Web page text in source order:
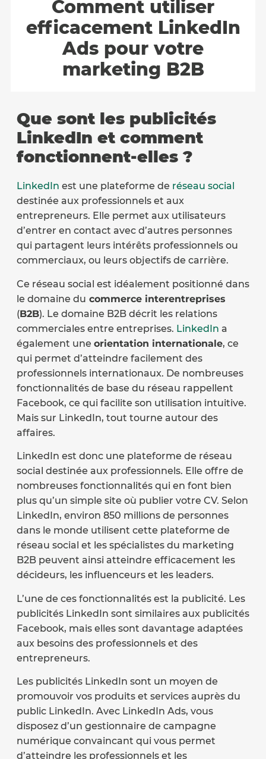
Comment utiliser
efficacement LinkedIn
Ads pour votre
marketing B2B
Que sont les publicités
LinkedIn et comment
fonctionnent-elles ?
LinkedIn est une plateforme de réseau social
destinée aux professionnels et aux
entrepreneurs. Elle permet aux utilisateurs
d’entrer en contact avec d’autres personnes
qui partagent leurs intérêts professionnels ou
commerciaux, ou leurs objectifs de carrière.
Ce réseau social est idéalement positionné dans
le domaine du commerce interentreprises
(B2B). Le domaine B2B décrit les relations
commerciales entre entreprises. LinkedIn a
également une orientation internationale, ce
qui permet d’atteindre facilement des
professionnels internationaux. De nombreuses
fonctionnalités de base du réseau rappellent
Facebook, ce qui facilite son utilisation intuitive.
Mais sur LinkedIn, tout tourne autour des
affaires.
LinkedIn est donc une plateforme de réseau
social destinée aux professionnels. Elle offre de
nombreuses fonctionnalités qui en font bien
plus qu’un simple site où publier votre CV. Selon
LinkedIn, environ 850 millions de personnes
dans le monde utilisent cette plateforme de
réseau social et les spécialistes du marketing
B2B peuvent ainsi atteindre efficacement les
décideurs, les influenceurs et les leaders.
L’une de ces fonctionnalités est la publicité. Les
publicités LinkedIn sont similaires aux publicités
Facebook, mais elles sont davantage adaptées
aux besoins des professionnels et des
entrepreneurs.
Les publicités LinkedIn sont un moyen de
promouvoir vos produits et services auprès du
public LinkedIn. Avec LinkedIn Ads, vous
disposez d’un gestionnaire de campagne
numérique convaincant qui vous permet
d’atteindre les professionnels et les